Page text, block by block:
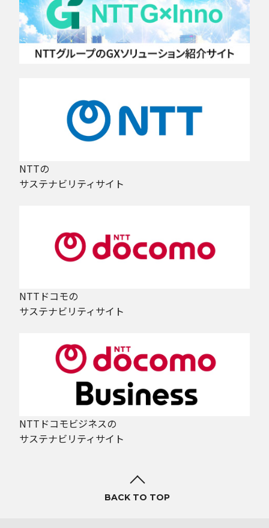
NTTの
サステナビリティサイト
NTTドコモの
サステナビリティサイト
NTTドコモビジネスの
サステナビリティサイト
BACK TO TOP